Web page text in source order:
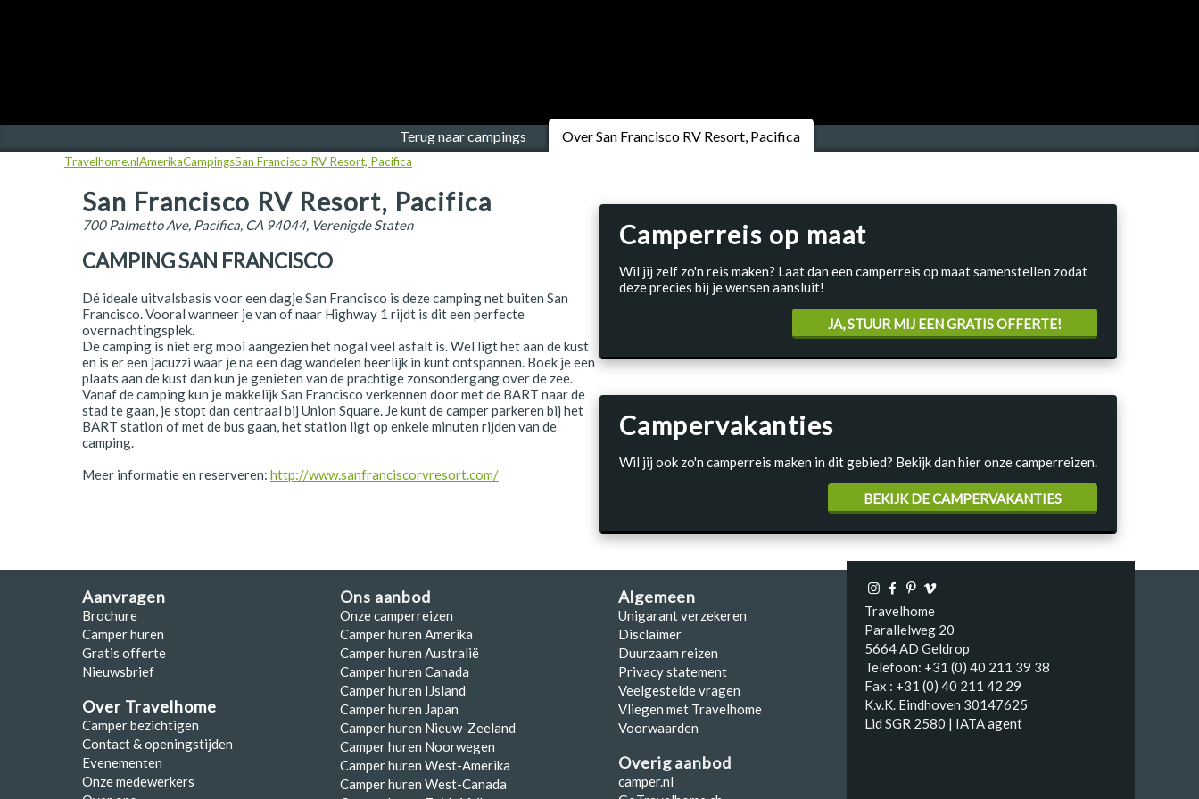
IJsland
Nederland
Nieuw-Zeeland
Noorwegen
Portugal
Schotland
Zwitserland
Terug naar campings Over San Francisco RV Resort, Pacifica
Travelhome.nlAmerikaCampingsSan Francisco RV Resort, Pacifica
San Francisco RV Resort, Pacifica
700 Palmetto Ave, Pacifica, CA 94044, Verenigde Staten
CAMPING SAN FRANCISCO
Dé ideale uitvalsbasis voor een dagje San Francisco is deze camping net buiten San
Francisco. Vooral wanneer je van of naar Highway 1 rijdt is dit een perfecte
overnachtingsplek.
De camping is niet erg mooi aangezien het nogal veel asfalt is. Wel ligt het aan de kust
en is er een jacuzzi waar je na een dag wandelen heerlijk in kunt ontspannen. Boek je een
plaats aan de kust dan kun je genieten van de prachtige zonsondergang over de zee.
Vanaf de camping kun je makkelijk San Francisco verkennen door met de BART naar de
stad te gaan, je stopt dan centraal bij Union Square. Je kunt de camper parkeren bij het
BART station of met de bus gaan, het station ligt op enkele minuten rijden van de
camping.
Meer informatie en reserveren: http://www.sanfranciscorvresort.com/
Camperreis op maat
Wil jij zelf zo'n reis maken? Laat dan een camperreis op maat samenstellen zodat
deze precies bij je wensen aansluit!
JA, STUUR MIJ EEN GRATIS OFFERTE!
Campervakanties
Wil jij ook zo'n camperreis maken in dit gebied? Bekijk dan hier onze camperreizen.
BEKIJK DE CAMPERVAKANTIES
Aanvragen
Brochure
Camper huren
Gratis offerte
Nieuwsbrief
Over Travelhome
Camper bezichtigen
Contact & openingstijden
Evenementen
Onze medewerkers
Ons aanbod
Onze camperreizen
Camper huren Amerika
Camper huren Australië
Camper huren Canada
Camper huren IJsland
Camper huren Japan
Camper huren Nieuw-Zeeland
Camper huren Noorwegen
Camper huren West-Amerika
Camper huren West-Canada
Algemeen
Unigarant verzekeren
Disclaimer
Duurzaam reizen
Privacy statement
Veelgestelde vragen
Vliegen met Travelhome
Voorwaarden
Overig aanbod
camper.nl
Travelhome
Parallelweg 20
5664 AD Geldrop
Telefoon: +31 (0) 40 211 39 38
Fax : +31 (0) 40 211 42 29
K.v.K. Eindhoven 30147625
Lid SGR 2580 | IATA agent